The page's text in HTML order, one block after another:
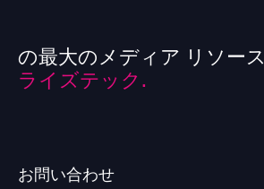
の最大のメディア リソース
ライズテック.
お問い合わせ